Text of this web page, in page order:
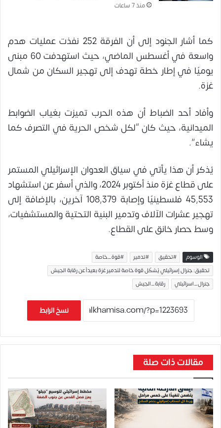
منذ 7 ساعات
كما أشار الجنود إلى أن الفرقة 252 نفذت عمليات هدم
واسعة في أغسطس الماضي، حيث استهدفت 60 مبنى
يوميًا في إطار خطة تهدف إلى تهجير السكان من شمال
غزة.
وأفاد أحد الضباط أن هذه الحرب تميزت بغياب الضوابط
الميدانية، حيث كان “لكل شخص الحرية في التصرف كما
يشاء”.
يُذكر أن هذا يأتي في سياق العدوان الإسرائيلي المستمر
على قطاع غزة منذ أكتوبر 2024، والذي أسفر عن استشهاد
45,553 فلسطينيًا وإصابة 108,379 آخرين، بالإضافة إلى
تهجير عشرات الآلاف وتدمير البنية التحتية والمستشفيات،
وسط حصار خانق على القطاع.
الوسوم #تحقيق #تدمير
#قوة_خاصة
تحقيق: جنرال إسرائيلي يُشكّل قوة خاصة لتدمير غزة بعيداً عن رقابة الجيش
جنرال_اسرائيلي
رقابة_الجيش
نسخ الرابط
مقالات ذات صلة